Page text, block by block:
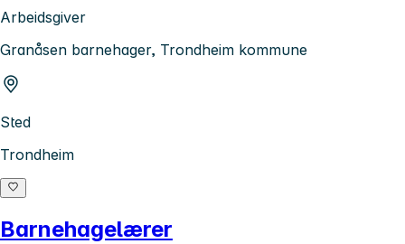
Arbeidsgiver
Granåsen barnehager, Trondheim kommune
Sted
Trondheim
Barnehagelærer